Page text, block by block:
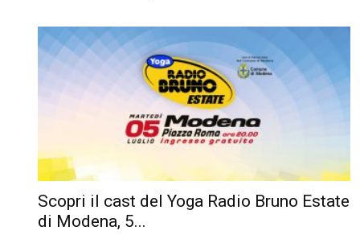
Scopri il cast del Yoga Radio Bruno Estate
di Modena, 5...